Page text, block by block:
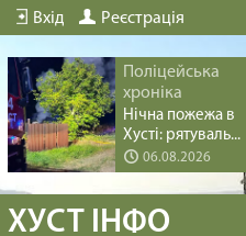
Вхід Реєстрація
Поліцейська
хроніка
Нічна пожежа в
Хусті: рятуваль...
06.08.2026
ХУСТ ІНФО